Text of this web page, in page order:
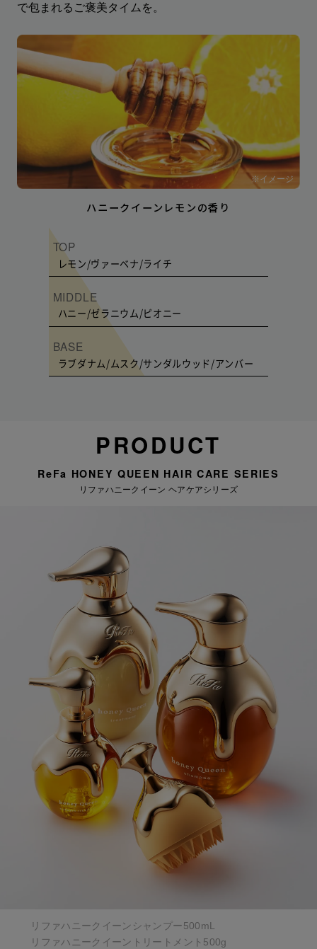
で包まれるご褒美タイムを。
※イメージ
ハニークイーンレモンの香り
TOP
レモン/ヴァーベナ/ライチ
MIDDLE
ハニー/ゼラニウム/ピオニー
BASE
ラブダナム/ムスク/サンダルウッド/アンバー
PRODUCT
ReFa HONEY QUEEN HAIR CARE SERIES
リファハニークイーン ヘアケアシリーズ
リファハニークイーンシャンプー500mL
リファハニークイーントリートメント500g